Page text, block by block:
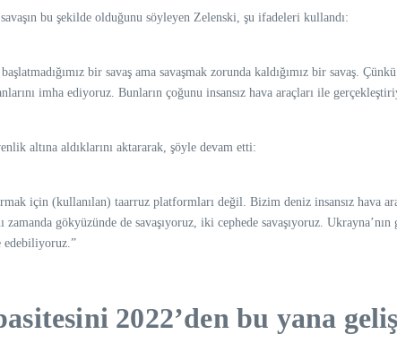
bu şekilde olduğunu söyleyen Zelenski, şu ifadeleri kullandı:
bir savaş ama savaşmak zorunda kaldığımız bir savaş.
imha ediyoruz. Bunların çoğunu insansız hava araçları ile
altına aldıklarını aktararak, şöyle devam etti:
için (kullanılan) taarruz platformları değil. Bizim deniz insansız hava
gökyüzünde de savaşıyoruz, iki cephede savaşıyoruz.
edebiliyoruz.”
2022’den bu yana